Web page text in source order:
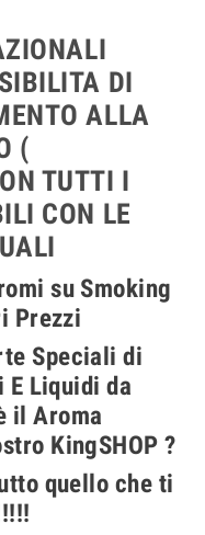
DI
ALLA
(
TUTTI I
CON LE
su Smoking
Prezzi
Speciali di
Liquidi da
il Aroma
KingSHOP ?
quello che ti